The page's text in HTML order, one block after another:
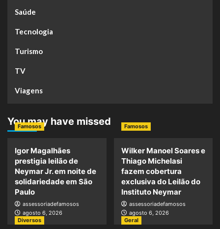
Saúde
Tecnologia
Turismo
TV
Viagens
You may have missed
Famosos
Igor Magalhães
prestigia leilão de
Neymar Jr. em noite de
solidariedade em São
Paulo
assessoriadefamosos
agosto 6, 2026
Famosos
Wilker Manoel Soares e
Thiago Michelasi
fazem cobertura
exclusiva do Leilão do
Instituto Neymar
assessoriadefamosos
agosto 6, 2026
Diversos
Geral